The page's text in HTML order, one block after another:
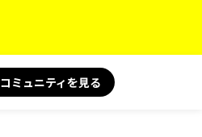
コミュニティを見る